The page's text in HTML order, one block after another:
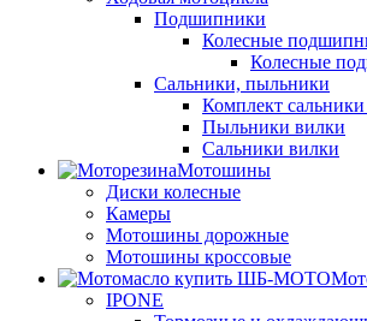
Подшипники
Колесные
Колесные
Сальники, пыльники
Комплект
Пыльники вилки
Сальники вилки
Мотошины
Диски колесные
Камеры
Мотошины дорожные
Мотошины кроссовые
IPONE